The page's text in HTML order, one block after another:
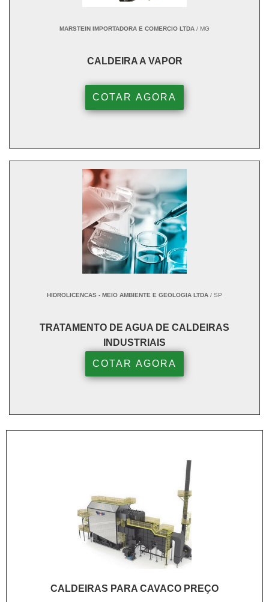
MARSTEIN IMPORTADORA E COMERCIO LTDA / MG
CALDEIRA A VAPOR
COTAR AGORA
HIDROLICENCAS - MEIO AMBIENTE E GEOLOGIA LTDA / SP
TRATAMENTO DE AGUA DE CALDEIRAS
INDUSTRIAIS
COTAR AGORA
CALDEIRAS PARA CAVACO PREÇO